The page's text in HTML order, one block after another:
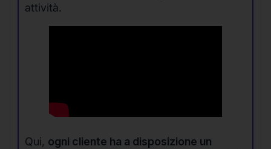
attività.
Qui, ogni cliente ha a disposizione un